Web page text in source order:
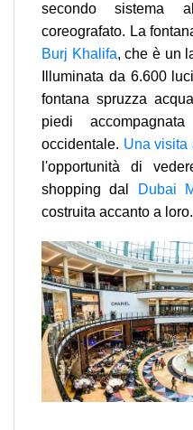
secondo sistema
coreografato. La
Burj Khalifa, che è un
Illuminata da 6.600
fontana spruzza
piedi
occidentale. Una visita
l'opportunità di
shopping dal
Dubai
costruita accanto a loro.